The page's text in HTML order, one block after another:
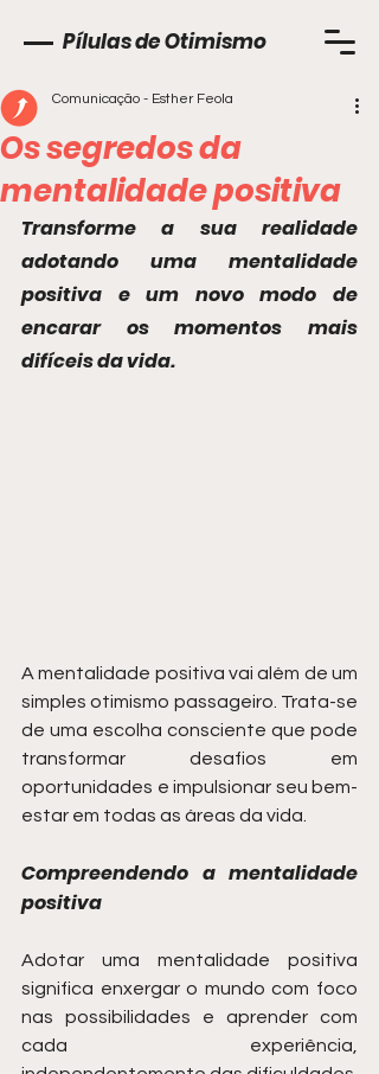
Pílulas de Otimismo
Os segredos da
mentalidade positiva
Comunicação - Esther Feola
Transforme a sua realidade
adotando uma mentalidade
positiva e um novo modo de
encarar os momentos mais
difíceis da vida.
A mentalidade positiva vai além de um
simples otimismo passageiro. Trata-se
de uma escolha consciente que pode
transformar desafios em
oportunidades e impulsionar seu bem-
estar em todas as áreas da vida.
Compreendendo a mentalidade
positiva
Adotar uma mentalidade positiva
significa enxergar o mundo com foco
nas possibilidades e aprender com
cada experiência,